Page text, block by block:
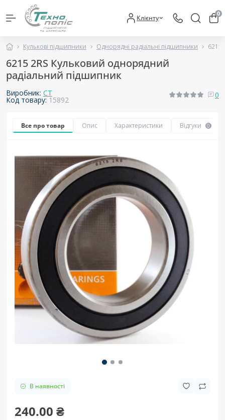
Клієнту 0
Кулькові підшипники Однорядні радіальні підшипники 6215
6215 2RS Кульковий однорядний
радіальний підшипник
Виробник: CT
Код товару:15892
0
Все про товар Опис Характеристики Відгуки 0
В наявності
240.00 ₴